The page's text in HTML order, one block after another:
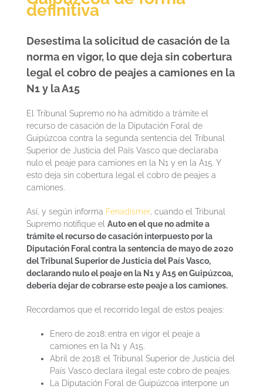
definitiva
Desestima la solicitud de casación de la
norma en vigor, lo que deja sin cobertura
legal el cobro de peajes a camiones en la
N1 y la A15
El Tribunal Supremo no ha admitido a trámite el
recurso de casación de la Diputación Foral de
Guipúzcoa contra la segunda sentencia del Tribunal
Superior de Justicia del País Vasco que declaraba
nulo el peaje para camiones en la N1 y en la A15. Y
esto deja sin cobertura legal el cobro de peajes a
camiones.
Así, y según informa Fenadismer, cuando el Tribunal
Supremo notifique el Auto en el que no admite a
trámite el recurso de casación interpuesto por la
Diputación Foral contra la sentencia de mayo de 2020
del Tribunal Superior de Justicia del País Vasco,
declarando nulo el peaje en la N1 y A15 en Guipúzcoa,
debería dejar de cobrarse este peaje a los camiones.
Recordamos que el recorrido legal de estos peajes:
Enero de 2018: entra en vigor el peaje a
camiones en la N1 y A15.
Abril de 2018: el Tribunal Superior de Justicia del
País Vasco declara ilegal este cobro de peajes.
La Diputación Foral de Guipúzcoa interpone un